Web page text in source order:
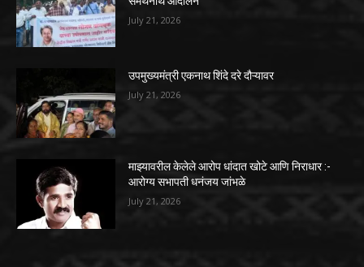
July 21, 2026
उपमुख्यमंत्री एकनाथ शिंदे दरे दौऱ्यावर
July 21, 2026
माझ्यावरील केलेले आरोप धांदात खोटे आणि निराधार :-
आरोग्य सभापती धनंजय जांभळे
July 21, 2026